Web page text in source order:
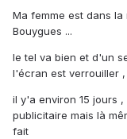
Ma femme est dans la
Bouygues ...
le tel va bien et d'un
l'écran est verrouiller
il y'a environ 15 jours
publicitaire mais là
fait